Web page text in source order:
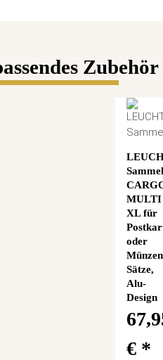
MULTI
XL für
oder
Sätze,
Alu-
Design
€ *